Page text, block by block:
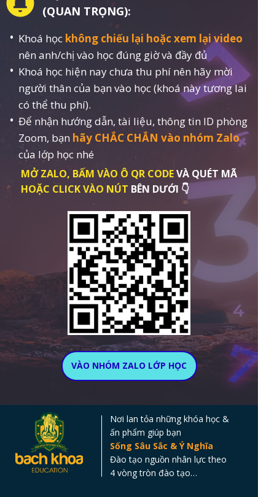
MỞ ZALO, BẤM VÀO Ô QR CODEVÀ QUÉT MÃ
HOẶC CLICK VÀO NÚT BÊN DƯỚI 👇
(QUAN TRỌNG):
Khoá học không chiếu lại hoặc xem lại video
nên anh/chị vào học đúng giờ và đầy đủ
Khoá học hiện nay chưa thu phí nên hãy mời
người thân của bạn vào học (khoá này tương lai
có thể thu phí).
Để nhận hướng dẫn, tài liệu, thông tin ID phòng
Zoom, bạn hãy CHẮC CHẮN vào nhóm Zalo
của lớp học nhé
VÀO NHÓM ZALO LỚP HỌC
Nơi lan tỏa những khóa học &
ấn phẩm giúp bạn
Sống Sâu Sắc & Ý Nghĩa
Đào tạo nguồn nhân lực theo
4 vòng tròn đào tạo…